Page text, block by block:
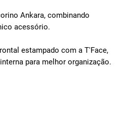
Ankara, combinando
acessório.
estampado com a T'Face,
para melhor organização.